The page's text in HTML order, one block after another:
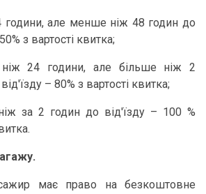
години, але менше ніж 48 годин до
з вартості квитка;
24 години, але більше ніж 2
– 80% з вартості квитка;
за 2 годин до від'їзду – 100 %
має право на безкоштовне